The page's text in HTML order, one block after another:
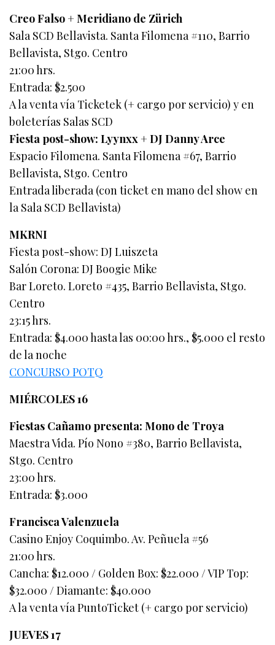
Creo Falso + Meridiano de Zürich
Sala SCD Bellavista. Santa Filomena #110, Barrio
Bellavista, Stgo. Centro
21:00 hrs.
Entrada: $2.500
A la venta vía Ticketek (+ cargo por servicio) y en
boleterías Salas SCD
Fiesta post-show: Lyynxx + DJ Danny Arce
Espacio Filomena. Santa Filomena #67, Barrio
Bellavista, Stgo. Centro
Entrada liberada (con ticket en mano del show en
la Sala SCD Bellavista)
MKRNI
Fiesta post-show: DJ Luiszeta
Salón Corona: DJ Boogie Mike
Bar Loreto. Loreto #435, Barrio Bellavista, Stgo.
Centro
23:15 hrs.
Entrada: $4.000 hasta las 00:00 hrs., $5.000 el resto
de la noche
CONCURSO POTQ
MIÉRCOLES 16
Fiestas Cañamo presenta: Mono de Troya
Maestra Vida. Pío Nono #380, Barrio Bellavista,
Stgo. Centro
23:00 hrs.
Entrada: $3.000
Francisca Valenzuela
Casino Enjoy Coquimbo. Av. Peñuela #56
21:00 hrs.
Cancha: $12.000 / Golden Box: $22.000 / VIP Top:
$32.000 / Diamante: $40.000
A la venta vía PuntoTicket (+ cargo por servicio)
JUEVES 17